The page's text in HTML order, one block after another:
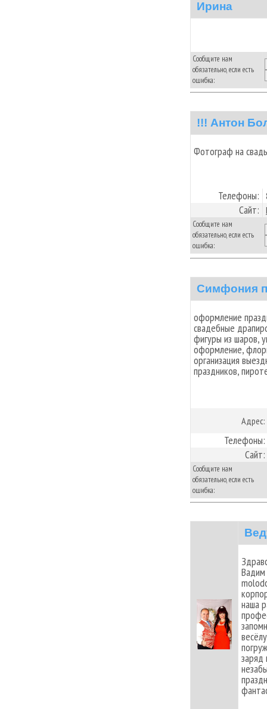
Ирина
Сообщите нам
обязательно, если есть
ошибка:
!!! Антон
Фотограф на
Телефоны:
Сайт:
Сообщите нам
обязательно, если есть
ошибка:
Симфония
оформление
свадебные
фигуры из шаров,
оформление,
организация
праздников,
Адрес:
Телефоны:
Сайт:
Сообщите нам
обязательно, если есть
ошибка:
Вадим
наша
заряд